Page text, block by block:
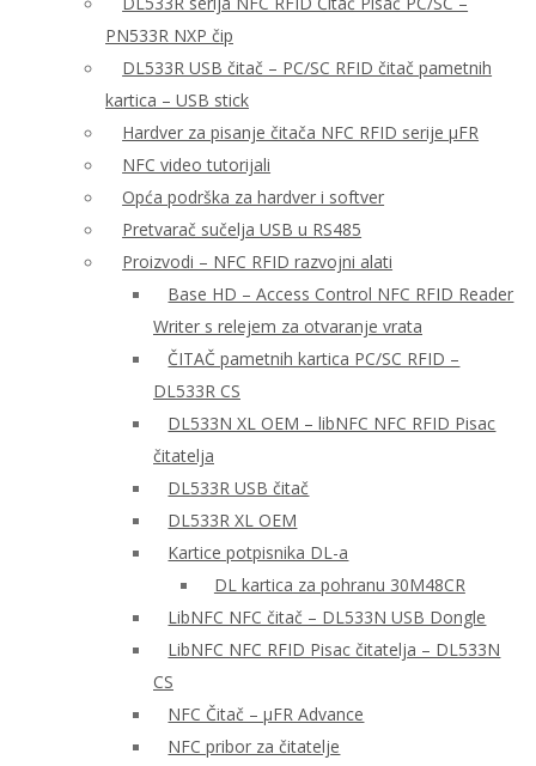
PN533R NXP čip
DL533R USB čitač – PC/SC RFID čitač pametnih
kartica – USB stick
Hardver za pisanje čitača NFC RFID serije μFR
NFC video tutorijali
Opća podrška za hardver i softver
Pretvarač sučelja USB u RS485
Proizvodi – NFC RFID razvojni alati
Base HD – Access Control NFC RFID Reader
Writer s relejem za otvaranje vrata
ČITAČ pametnih kartica PC/SC RFID –
DL533R CS
DL533N XL OEM – libNFC NFC RFID Pisac
čitatelja
DL533R USB čitač
DL533R XL OEM
Kartice potpisnika DL-a
DL kartica za pohranu 30M48CR
LibNFC NFC čitač – DL533N USB Dongle
LibNFC NFC RFID Pisac čitatelja – DL533N
CS
NFC Čitač – μFR Advance
NFC pribor za čitatelje